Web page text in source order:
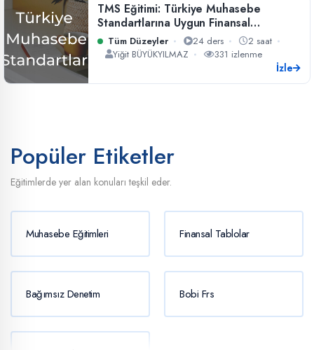
TMS Eğitimi: Türkiye Muhasebe
Standartlarına Uygun Finansal
Raporlama
Tüm Düzeyler 24 ders
2 saat
Yiğit BÜYÜKYILMAZ
331 izlenme
İzle
Popüler Etiketler
Eğitimlerde yer alan konuları teşkil eder.
Muhasebe Eğitimleri Finansal Tablolar
Bağımsız Denetim Bobi Frs